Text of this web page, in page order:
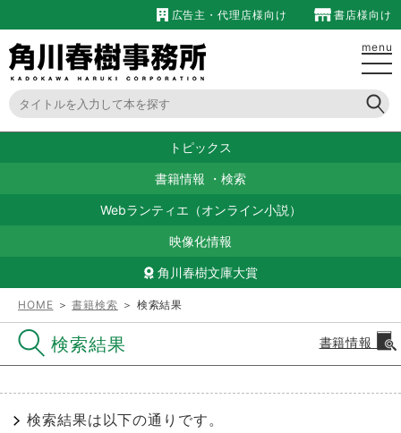
広告主・代理店様向け 書店様向け
menu
トピックス
書籍情報 ・ 検索
Webランティエ（オンライン小説）
映像化情報
角川春樹文庫大賞
HOME ＞書籍検索 ＞ 検索結果
検索結果 書籍情報
検索結果は以下の通りです。